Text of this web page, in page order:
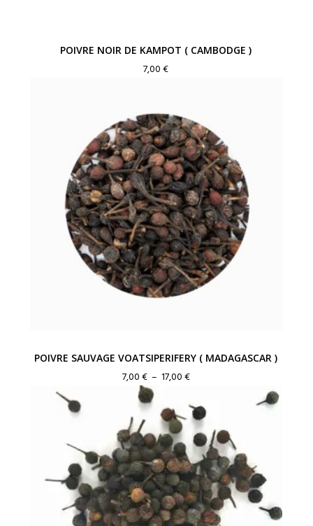
POIVRE NOIR DE KAMPOT ( CAMBODGE )
7,00€
POIVRE SAUVAGE VOATSIPERIFERY ( MADAGASCAR )
7,00€ – 17,00€Plage
prix :
7,00 €
à
17,00 €